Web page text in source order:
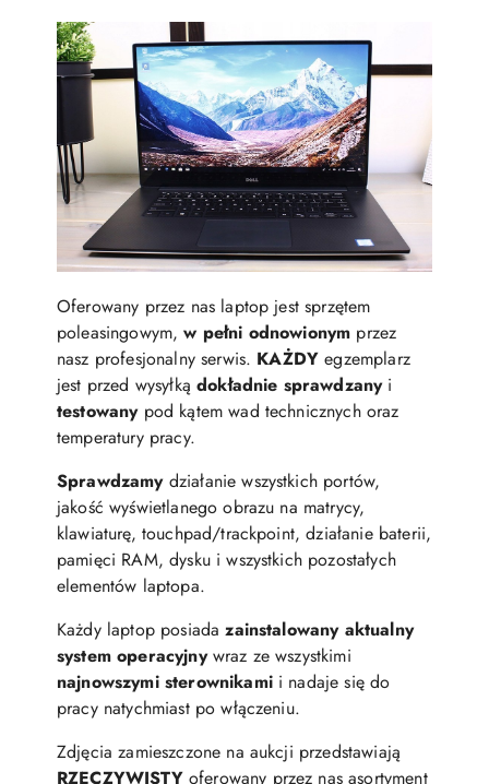
Oferowany przez nas laptop jest sprzętem
poleasingowym,w pełni odnowionym przez
nasz profesjonalny serwis. KAŻDY egzemplarz
jest przed wysyłkądokładnie sprawdzanyi
testowanypod kątem wad technicznych oraz
temperatury pracy.
Sprawdzamydziałanie wszystkich portów,
jakość wyświetlanego obrazu na matrycy,
klawiaturę, touchpad/trackpoint, działanie baterii,
pamięci RAM, dysku i wszystkich pozostałych
elementów laptopa.
Każdy laptop posiadazainstalowany aktualny
system operacyjnywraz ze wszystkimi
najnowszymi sterownikamii nadaje się do
pracy natychmiast po włączeniu.
Zdjęcia zamieszczone na aukcji przedstawiają
RZECZYWISTYoferowany przez nas asortyment